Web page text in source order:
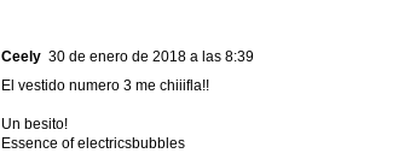
Ceely 30 de enero de 2018 a las 8:39
El vestido numero 3 me chiiifla!!
Un besito!
Essence of electricsbubbles